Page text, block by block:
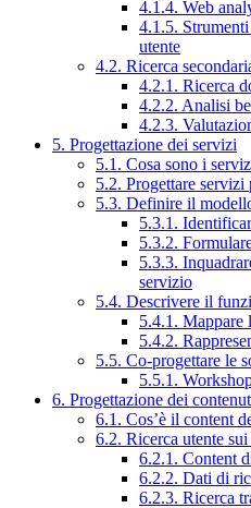
4.1.4. Web
4.1.5. Strumenti
utente
4.2. Ricerca
4.2.1. Ricerca
4.2.2. Analisi
4.2.3.
5. Progettazione dei servizi
5.1. Cosa sono i
5.2. Progettare
5.3. Definire il
5.3.1.
5.3.2.
5.3.3.
servizio
5.4. Descrivere il
5.4.1. Mappare
5.4.2.
5.5. Co-progettare le
5.5.1.
6. Progettazione dei
6.1. Cos’è il content
6.2. Ricerca utente
6.2.1. Content
6.2.2. Dati di
6.2.3. Ricerca